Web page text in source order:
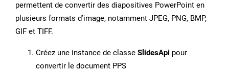
permettent de convertir des diapositives PowerPoint en
plusieurs formats d’image, notamment JPEG, PNG, BMP,
GIF et TIFF.
Créez une instance de classe SlidesApi pour
convertir le document PPS